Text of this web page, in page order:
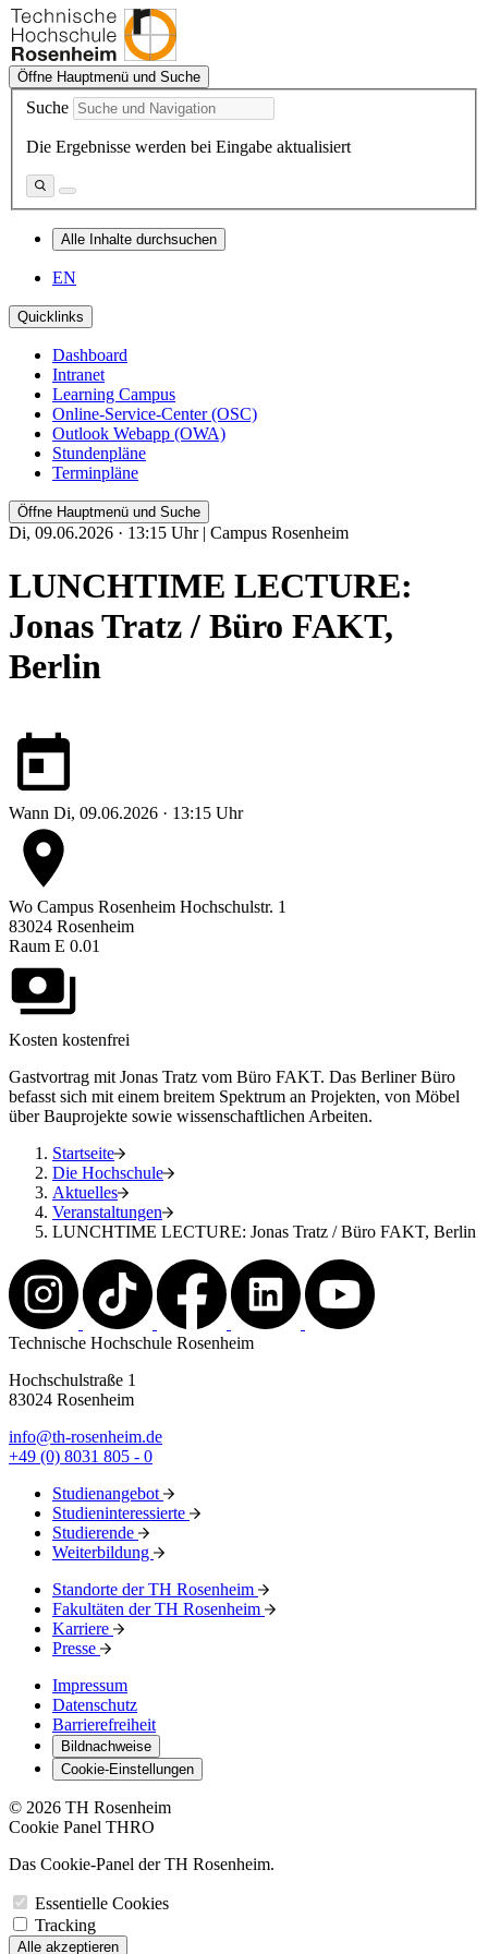
Öffne Hauptmenü und Suche
Suche
Die Ergebnisse werden bei Eingabe aktualisiert
Alle Inhalte durchsuchen
EN
Quicklinks
Dashboard
Intranet
Learning Campus
Online-Service-Center (OSC)
Outlook Webapp (OWA)
Stundenpläne
Terminpläne
Öffne Hauptmenü und Suche
Di, 09.06.2026 · 13:15 Uhr | Campus Rosenheim
LUNCHTIME LECTURE:
Jonas Tratz / Büro FAKT,
Berlin
Wann Di, 09.06.2026 · 13:15 Uhr
Wo Campus Rosenheim Hochschulstr. 1
83024 Rosenheim
Raum E 0.01
Kosten kostenfrei
Gastvortrag mit Jonas Tratz vom Büro FAKT. Das Berliner Büro
befasst sich mit einem breitem Spektrum an Projekten, von Möbel
über Bauprojekte sowie wissenschaftlichen Arbeiten.
Startseite
Die Hochschule
Aktuelles
Veranstaltungen
LUNCHTIME LECTURE: Jonas Tratz / Büro FAKT, Berlin
Technische Hochschule Rosenheim
Hochschulstraße 1
83024 Rosenheim
info@th-rosenheim.de
+49 (0) 8031 805 - 0
Studienangebot
Studieninteressierte
Studierende
Weiterbildung
Standorte der TH Rosenheim
Fakultäten der TH Rosenheim
Karriere
Presse
Impressum
Datenschutz
Barrierefreiheit
Bildnachweise
Cookie-Einstellungen
© 2026 TH Rosenheim
Cookie Panel THRO
Das Cookie-Panel der TH Rosenheim.
Essentielle Cookies
Tracking
Alle akzeptieren